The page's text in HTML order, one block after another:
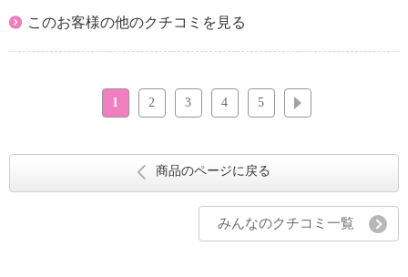
このお客様の他のクチコミを見る
1 2 3 4 5
商品のページに戻る
みんなのクチコミ一覧